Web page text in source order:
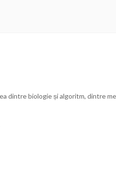
dintre biologie și algoritm, dintre